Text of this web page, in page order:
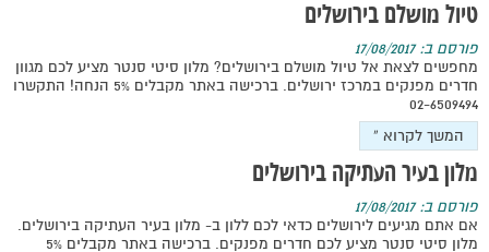
טיול מושלם בירושלים
פורסם ב: 17/08/2017
מחפשים לצאת אל טיול מושלם בירושלים? מלון סיטי סנטר מציע לכם מגוון
חדרים מפנקים במרכז ירושלים. ברכישה באתר מקבלים 5% הנחה! התקשרו
02-6509494
המשך לקרוא »
מלון בעיר העתיקה בירושלים
פורסם ב: 17/08/2017
אם אתם מגיעים לירושלים כדאי לכם ללון ב- מלון בעיר העתיקה בירושלים.
מלון סיטי סנטר מציע לכם חדרים מפנקים. ברכישה באתר מקבלים 5%